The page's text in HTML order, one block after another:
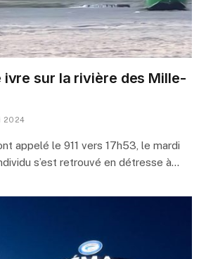
ivre sur la rivière des Mille-
2024
appelé le 911 vers 17h53, le mardi
s’est retrouvé en détresse à…